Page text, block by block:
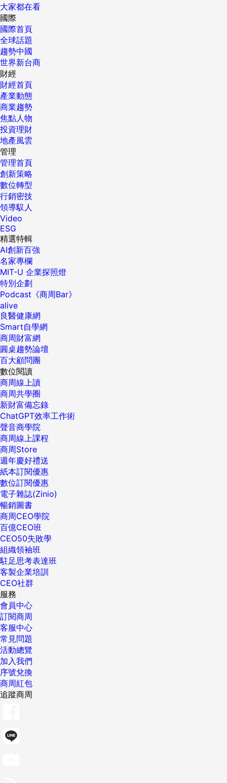
大家都在看
國際
國際首頁
全球話題
趨勢中國
世界新台商
財經
財經首頁
產業動態
商業趨勢
焦點人物
投資理財
地產風雲
管理
管理首頁
創新策略
數位轉型
行銷密技
領導馭人
Video
ESG
精選特輯
AI創新百強
名家專欄
MIT-U 企業探照燈
特別企劃
Podcast《商周Bar》
alive
良醫健康網
Smart自學網
商周財富網
圓桌趨勢論壇
百大顧問團
數位閱讀
商周線上讀
商周共學圈
新財富備忘錄
ChatGPT效率工作術
聲音商學院
商周線上課程
商周Store
週年慶好禮送
紙本訂閱優惠
數位訂閱優惠
電子雜誌(Zinio)
暢銷圖書
商周CEO學院
百億CEO班
CEO50失敗學
組織領袖班
駐足思考表達班
客製企業培訓
CEO社群
服務
會員中心
訂閱商周
客服中心
常見問題
活動總覽
加入我們
序號兌換
商周紅包
追蹤商周